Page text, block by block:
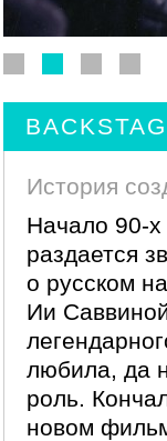
История
Начало 90-х
раздается
о русском
Ии
любила, да
роль.
новом